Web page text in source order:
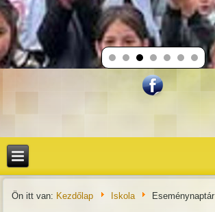
Ön itt van: Kezdőlap Iskola Eseménynaptár